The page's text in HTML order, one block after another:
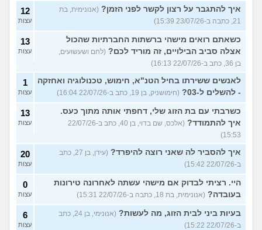
איך להתגבר על רצון לקשר לפני הזמן? (אנונימית, בת
21, כתבה ב-23/07/26 15:39)
12
עצות
כשאתם רואים מישהי ברשתות החברתיות שהכול
אצלה סביב הבילויים, זה מוריד לכם? (לחם ושעשועים,
בן 36, כתב ב-22/07/26 16:13)
13
עצות
לאנשים ששירתו בחיל הטנ"א, חימוש, טכנולוגיה ואחזקה
- להשלים ל-03?
(חימושניק, בן 19, כתב ב-22/07/26 16:04)
1
עצות
כשרבתי עם בת הזוג שלי, דחפתי אותה מתוך כעס.
איך להתמודד?
(אלכס, שם בדוי, בן 40, כתב ב-22/07/26
15:53)
13
עצות
איך להסביר לה שאני רוצה להיפרד?
(עידן, בן 27, כתב
ב-22/07/26 15:42)
20
עצות
היי. רציתי לבדוק אם מישהי עשתה לאחרונה טירונות
בעובדה? (אנונימית, בת 18, כתבה ב-22/07/26 15:31)
0
עצות
בעיות ביני לבית הזוג, מה לעשות?
(אנונימי, בן 24, כתב
ב-22/07/26 15:22)
6
עצות